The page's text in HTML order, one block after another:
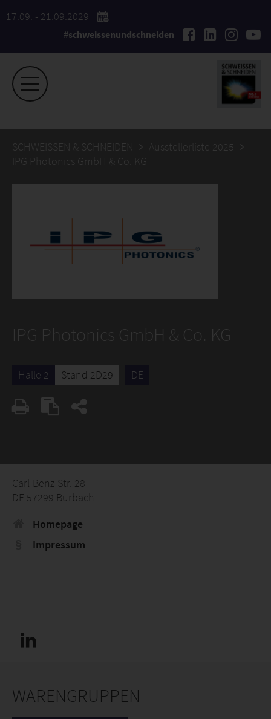
17.09. - 21.09.2029
#schweissenundschneiden
SCHWEISSEN & SCHNEIDEN
Ausstellerliste 2025
IPG Photonics GmbH & Co. KG
IPG Photonics GmbH & Co. KG
Halle 2 Stand 2D29 DE
Carl-Benz-Str. 28
DE 57299 Burbach
Homepage
Impressum
WARENGRUPPEN